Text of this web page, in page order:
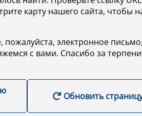
карту нашего сайта, чтобы
электронное
с вами. Спасибо за
Обновить